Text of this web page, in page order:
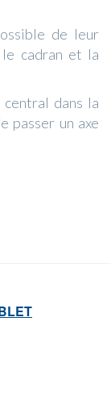
de leur
cadran et la
dans la
passer un axe